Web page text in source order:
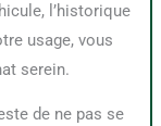
usage, vous
serein.